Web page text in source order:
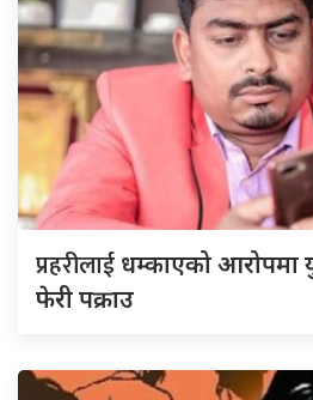
प्रहरीलाई धम्काएको आरोपमा
फेरी पक्राउ